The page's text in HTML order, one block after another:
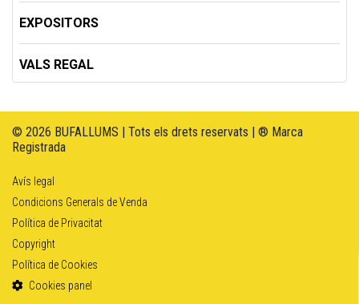
EXPOSITORS
VALS REGAL
© 2026 BUFALLUMS | Tots els drets reservats | ® Marca
Registrada
Avís legal
Condicions Generals de Venda
Política de Privacitat
Copyright
Política de Cookies
Cookies panel